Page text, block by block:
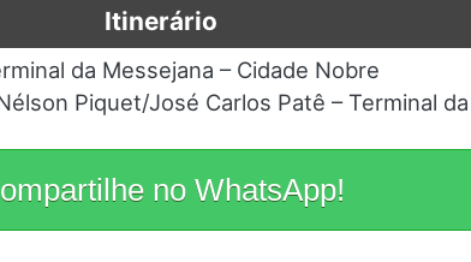
Itinerário
da Messejana – Cidade Nobre
Piquet/José Carlos Patê – Terminal
no WhatsApp!